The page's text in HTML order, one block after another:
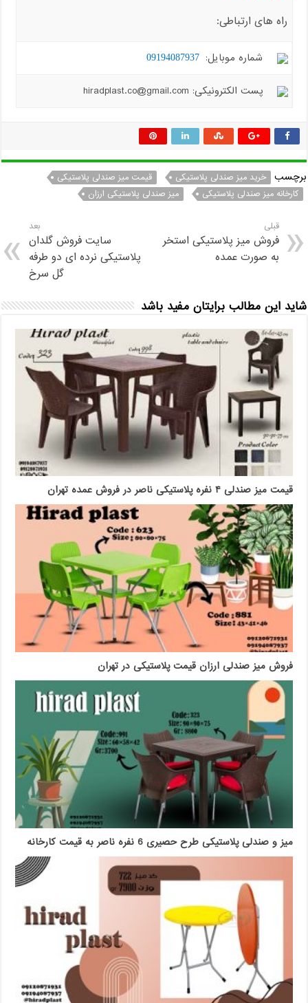
راه های ارتباطی:
شماره موبایل: 09194087937
پست الکترونیکی: hiradplast.co@gmail.com
برچسب خرید میز صندلی پلاستیکی
قیمت میز صندلی پلاستیکی
کارخانه میز صندلی پلاستیکی
میز صندلی پلاستیکی ارزان
قبلی
فروش میز پلاستیکی استخر
به صورت عمده
بعد
سایت فروش گلدان
پلاستیکی نرده ای دو طرفه
گل سرخ
شاید این مطالب برایتان مفید باشد
قیمت میز صندلی ۴ نفره پلاستیکی ناصر در فروش عمده تهران
فروش میز صندلی ارزان قیمت پلاستیکی در تهران
میز و صندلی پلاستیکی طرح حصیری 6 نفره ناصر به قیمت کارخانه